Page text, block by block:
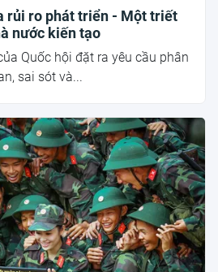
rủi ro phát triển - Một triết
nước kiến tạo
Quốc hội đặt ra yêu cầu phân
sai sót và...